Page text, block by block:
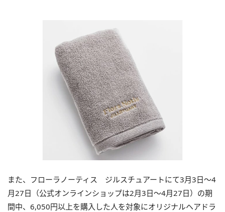
また、フローラノーティス ジルスチュアートにて3月3日～4
月27日（公式オンラインショップは2月3日～4月27日）の期
間中、6,050円以上を購入した人を対象にオリジナルヘアドラ